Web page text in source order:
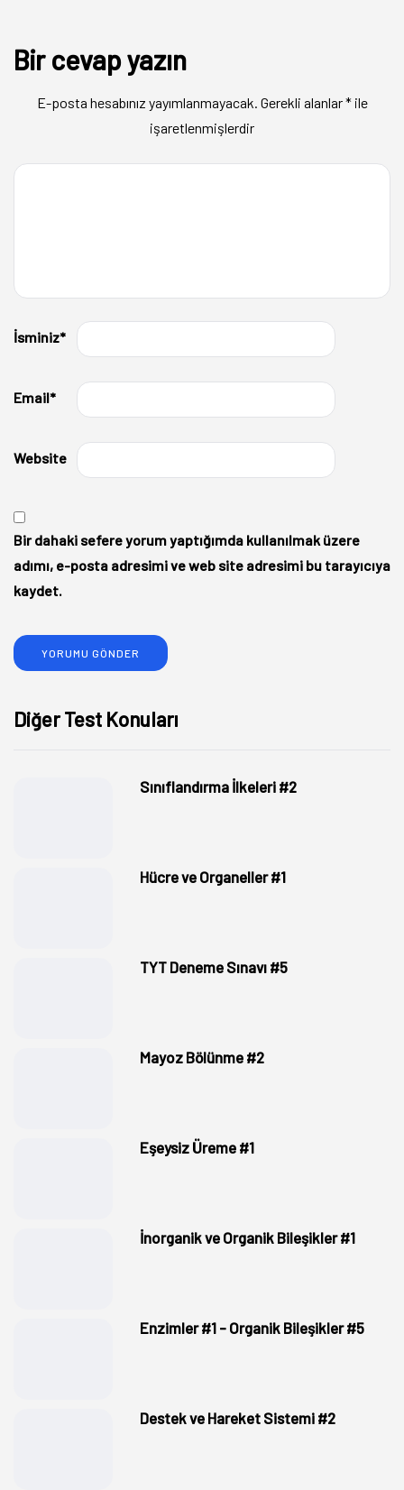
Bir cevap yazın
E-posta hesabınız yayımlanmayacak. Gerekli alanlar*ile
işaretlenmişlerdir
İsminiz*
Email*
Website
Bir dahaki sefere yorum yaptığımda kullanılmak üzere
adımı, e-posta adresimi ve web site adresimi bu tarayıcıya
kaydet.
Diğer Test Konuları
Sınıflandırma İlkeleri #2
Hücre ve Organeller #1
TYT Deneme Sınavı #5
Mayoz Bölünme #2
Eşeysiz Üreme #1
İnorganik ve Organik Bileşikler #1
Enzimler #1 - Organik Bileşikler #5
Destek ve Hareket Sistemi #2